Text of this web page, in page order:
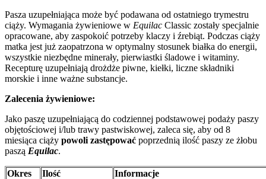
Pasza uzupełniająca może być podawana od ostatniego trymestru
ciąży. Wymagania żywieniowe w Equilac Classic zostały specjalnie
opracowane, aby zaspokoić potrzeby klaczy i źrebiąt. Podczas ciąży
matka jest już zaopatrzona w optymalny stosunek białka do energii,
wszystkie niezbędne minerały, pierwiastki śladowe i witaminy.
Recepturę uzupełniają drożdże piwne, kiełki, liczne składniki
morskie i inne ważne substancje.
Zalecenia żywieniowe:
Jako paszę uzupełniającą do codziennej podstawowej podaży paszy
objętościowej i/lub trawy pastwiskowej, zaleca się, aby od 8
miesiąca ciąży powoli zastępować poprzednią ilość paszy ze żłobu
paszą Equilac.
Okres Ilość Informacje